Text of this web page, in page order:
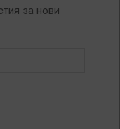
за нови